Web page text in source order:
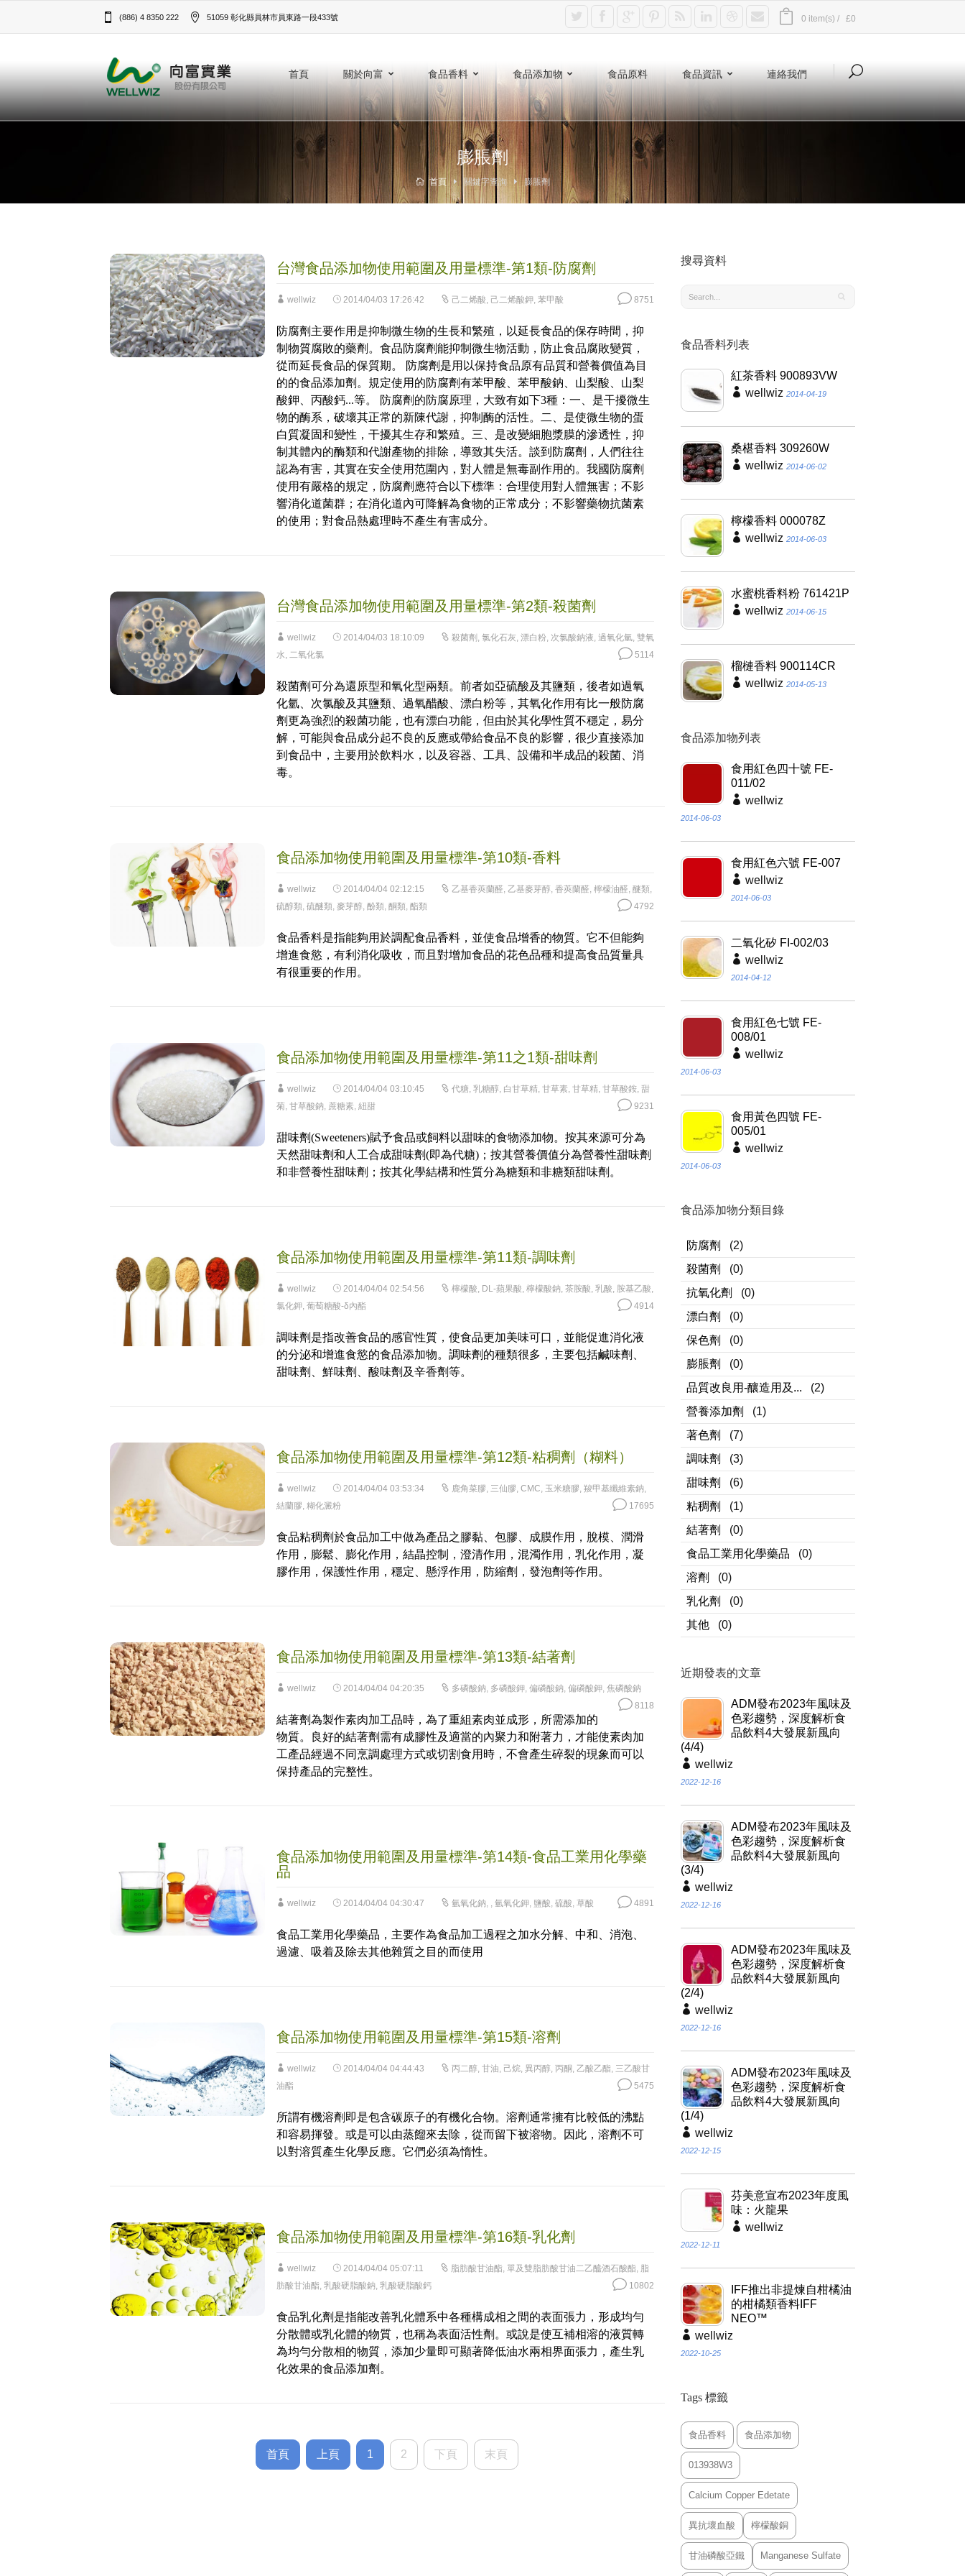
(886) 4 8350 222 51059 彰化縣員林市員東路一段433號‎ 0 item(s) / £0
首頁 關於向富 食品香料 食品添加物 食品原料 食品資訊 連絡我們
膨脹劑
首頁 關鍵字查詢 膨脹劑
台灣食品添加物使用範圍及用量標準-第1類-防腐劑
wellwiz 2014/04/03 17:26:42 己二烯酸, 己二烯酸鉀, 苯甲酸 8751
防腐劑主要作用是抑制微生物的生長和繁殖，以延長食品的保存時間，抑
制物質腐敗的藥劑。食品防腐劑能抑制微生物活動，防止食品腐敗變質，
從而延長食品的保質期。 防腐劑是用以保持食品原有品質和營養價值為目
的的食品添加劑。規定使用的防腐劑有苯甲酸、苯甲酸鈉、山梨酸、山梨
酸鉀、丙酸鈣...等。 防腐劑的防腐原理，大致有如下3種：一、是干擾微生
物的酶系，破壞其正常的新陳代謝，抑制酶的活性。二、是使微生物的蛋
白質凝固和變性，干擾其生存和繁殖。三、是改變細胞漿膜的滲透性，抑
制其體內的酶類和代謝產物的排除，導致其失活。談到防腐劑，人們往往
認為有害，其實在安全使用范圍內，對人體是無毒副作用的。我國防腐劑
使用有嚴格的規定，防腐劑應符合以下標準：合理使用對人體無害；不影
響消化道菌群；在消化道內可降解為食物的正常成分；不影響藥物抗菌素
的使用；對食品熱處理時不產生有害成分。
台灣食品添加物使用範圍及用量標準-第2類-殺菌劑
wellwiz 2014/04/03 18:10:09 殺菌劑 , 氯化石灰, 漂白粉, 次氯酸鈉液, 過氧化氫, 雙氧
水, 二氧化氯 5114
殺菌劑可分為還原型和氧化型兩類。前者如亞硫酸及其鹽類，後者如過氧
化氫、次氯酸及其鹽類、過氧醋酸、漂白粉等，其氧化作用有比一般防腐
劑更為強烈的殺菌功能，也有漂白功能，但由於其化學性質不穩定，易分
解，可能與食品成分起不良的反應或帶給食品不良的影響，很少直接添加
到食品中，主要用於飲料水，以及容器、工具、設備和半成品的殺菌、消
毒。
食品添加物使用範圍及用量標準-第10類-香料
wellwiz 2014/04/04 02:12:15 乙基香莢蘭醛, 乙基麥芽醇, 香莢蘭醛, 檸檬油醛, 醚類,
硫醇類, 硫醚類, 麥芽醇, 酚類, 酮類, 酯類 4792
食品香料是指能夠用於調配食品香料，並使食品增香的物質。它不但能夠
增進食慾，有利消化吸收，而且對增加食品的花色品種和提高食品質量具
有很重要的作用。
食品添加物使用範圍及用量標準-第11之1類-甜味劑
wellwiz 2014/04/04 03:10:45 代糖, 乳糖醇, 白甘草精, 甘草素, 甘草精, 甘草酸銨, 甜
菊, 甘草酸鈉, 蔗糖素, 紐甜 9231
甜味劑(Sweeteners)賦予食品或飼料以甜味的食物添加物。按其來源可分為
天然甜味劑和人工合成甜味劑(即為代糖)；按其營養價值分為營養性甜味劑
和非營養性甜味劑；按其化學結構和性質分為糖類和非糖類甜味劑。
食品添加物使用範圍及用量標準-第11類-調味劑
wellwiz 2014/04/04 02:54:56 檸檬酸, DL-蘋果酸, 檸檬酸鈉, 茶胺酸, 乳酸, 胺基乙酸,
氯化鉀, 葡萄糖酸-δ內酯 4914
調味劑是指改善食品的感官性質，使食品更加美味可口，並能促進消化液
的分泌和增進食慾的食品添加物。調味劑的種類很多，主要包括鹹味劑、
甜味劑、鮮味劑、酸味劑及辛香劑等。
食品添加物使用範圍及用量標準-第12類-粘稠劑（糊料）
wellwiz 2014/04/04 03:53:34 鹿角菜膠, 三仙膠, CMC, 玉米糖膠, 羧甲基纖維素鈉,
結蘭膠, 糊化澱粉 17695
食品粘稠劑於食品加工中做為產品之膠黏、包膠、成膜作用，脫模、潤滑
作用，膨鬆、膨化作用，結晶控制，澄清作用，混濁作用，乳化作用，凝
膠作用，保護性作用，穩定、懸浮作用，防縮劑，發泡劑等作用。
食品添加物使用範圍及用量標準-第13類-結著劑
wellwiz 2014/04/04 04:20:35 多磷酸鈉, 多磷酸鉀, 偏磷酸鈉, 偏磷酸鉀, 焦磷酸鈉
8118
結著劑為製作素肉加工品時，為了重組素肉並成形，所需添加的
物質。良好的結著劑需有成膠性及適當的內聚力和附著力，才能使素肉加
工產品經過不同烹調處理方式或切割食用時，不會產生碎裂的現象而可以
保持產品的完整性。
食品添加物使用範圍及用量標準-第14類-食品工業用化學藥
品
wellwiz 2014/04/04 04:30:47 氫氧化鈉, , 氫氧化鉀, 鹽酸, 硫酸, 草酸 4891
食品工業用化學藥品，主要作為食品加工過程之加水分解、中和、消泡、
過濾、吸着及除去其他雜質之目的而使用
食品添加物使用範圍及用量標準-第15類-溶劑
wellwiz 2014/04/04 04:44:43 丙二醇, 甘油, 己烷, 異丙醇, 丙酮 , 乙酸乙酯, 三乙酸甘
油酯
5475
所謂有機溶劑即是包含碳原子的有機化合物。溶劑通常擁有比較低的沸點
和容易揮發。或是可以由蒸餾來去除，從而留下被溶物。因此，溶劑不可
以對溶質產生化學反應。它們必須為惰性。
食品添加物使用範圍及用量標準-第16類-乳化劑
wellwiz 2014/04/04 05:07:11 脂肪酸甘油酯, 單及雙脂肪酸甘油二乙醯酒石酸酯, 脂
肪酸甘油酯, 乳酸硬脂酸鈉, 乳酸硬脂酸鈣 10802
食品乳化劑是指能改善乳化體系中各種構成相之間的表面張力，形成均勻
分散體或乳化體的物質，也稱為表面活性劑。或說是使互補相溶的液質轉
為均勻分散相的物質，添加少量即可顯著降低油水兩相界面張力，產生乳
化效果的食品添加劑。
首頁 上頁 1 2 下頁 末頁
搜尋資料
食品香料列表
紅茶香料 900893VW
wellwiz 2014-04-19
桑椹香料 309260W
wellwiz 2014-06-02
檸檬香料 000078Z
wellwiz 2014-06-03
水蜜桃香料粉 761421P
wellwiz 2014-06-15
榴槤香料 900114CR
wellwiz 2014-05-13
食品添加物列表
食用紅色四十號 FE-
011/02
wellwiz
2014-06-03
食用紅色六號 FE-007
wellwiz
2014-06-03
二氧化矽 FI-002/03
wellwiz
2014-04-12
食用紅色七號 FE-
008/01
wellwiz
2014-06-03
食用黃色四號 FE-
005/01
wellwiz
2014-06-03
食品添加物分類目錄
防腐劑
(2)
殺菌劑
(0)
抗氧化劑
(0)
漂白劑
(0)
保色劑
(0)
膨脹劑
(0)
品質改良用-釀造用及...
(2)
營養添加劑
(1)
著色劑
(7)
調味劑
(3)
甜味劑
(6)
粘稠劑
(1)
結著劑
(0)
食品工業用化學藥品
(0)
溶劑
(0)
乳化劑
(0)
其他
(0)
近期發表的文章
ADM發布2023年風味及
色彩趨勢，深度解析食
品飲料4大發展新風向
(4/4)
wellwiz
2022-12-16
ADM發布2023年風味及
色彩趨勢，深度解析食
品飲料4大發展新風向
(3/4)
wellwiz
2022-12-16
ADM發布2023年風味及
色彩趨勢，深度解析食
品飲料4大發展新風向
(2/4)
wellwiz
2022-12-16
ADM發布2023年風味及
色彩趨勢，深度解析食
品飲料4大發展新風向
(1/4)
wellwiz
2022-12-15
芬美意宣布2023年度風
味：火龍果
wellwiz
2022-12-11
IFF推出非提煉自柑橘油
的柑橘類香料IFF
NEO™
wellwiz
2022-10-25
Tags 標籤
食品香料 食品添加物
013938W3
Calcium Copper Edetate
異抗壞血酸 檸檬酸銅
甘油磷酸亞鐵 Manganese Sulfate